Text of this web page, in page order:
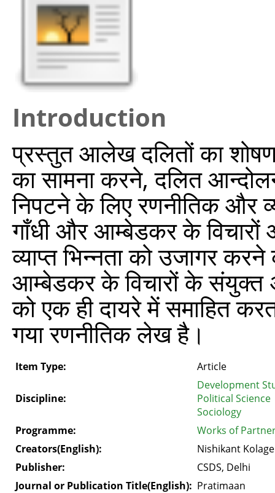
Introduction
प्रस्तुत आलेख दलितों का शोषण
का सामना करने, दलित
निपटने के लिए रणनीतिक और
गाँधी और आम्बेडकर के विचारों
व्याप्त भिन्‍नता को उजागर
आम्बेडकर के विचारों के संयुक्त
को एक ही दायरे में समाहित
गया रणनीतिक लेख है।
Item Type: Article
Discipline:
Development
Political Science
Sociology
Programme:
Works of
Creators(English):
Nishikant Kolage
Publisher:
CSDS, Delhi
Journal or Publication Title(English): Pratimaan